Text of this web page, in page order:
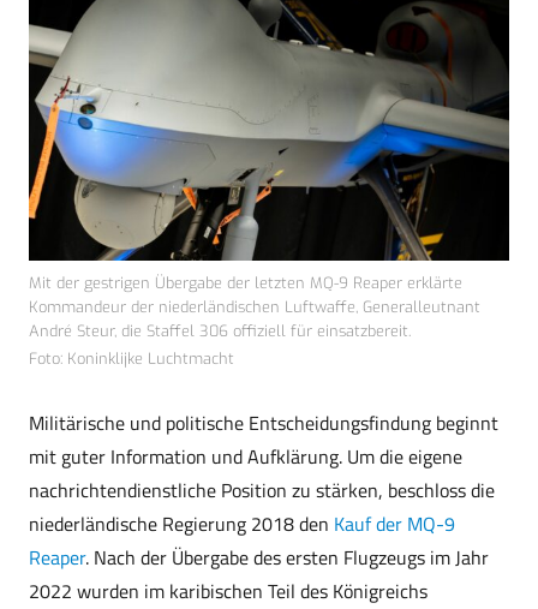
Mit der gestrigen Übergabe der letzten MQ-9 Reaper erklärte
Kommandeur der niederländischen Luftwaffe, Generalleutnant
André Steur, die Staffel 306 offiziell für einsatzbereit.
Foto: Koninklijke Luchtmacht
Militärische und politische Entscheidungsfindung beginnt
mit guter Information und Aufklärung. Um die eigene
nachrichtendienstliche Position zu stärken, beschloss die
niederländische Regierung 2018 den Kauf der MQ-9
Reaper. Nach der Übergabe des ersten Flugzeugs im Jahr
2022 wurden im karibischen Teil des Königreichs